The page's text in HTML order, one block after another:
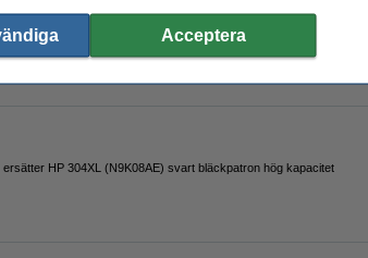
ersätter HP 304XL (N9K08AE) svart bläckpatron hög kapacitet
Acceptera